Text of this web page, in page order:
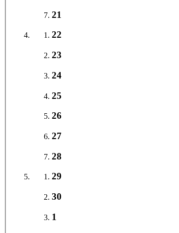
21
22
23
24
25
26
27
28
29
30
1